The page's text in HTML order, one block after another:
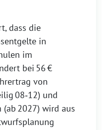
dass die
in
im
bei 56 €
von
08‑12) und
2027) wird aus